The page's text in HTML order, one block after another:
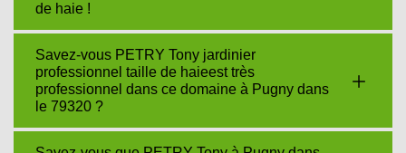
de haie !
Savez-vous PETRY Tony jardinier
professionnel taille de haieest très
professionnel dans ce domaine à Pugny dans
le 79320 ?